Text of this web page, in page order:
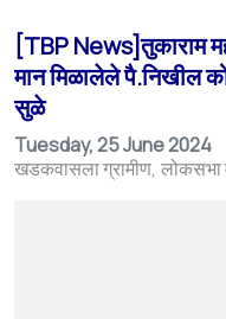
[TBP News]तुकाराम
मान मिळालेले पै.निखील
सुळे
Tuesday, 25 June 2024
खडकवासला ग्रामीण लोकसभा